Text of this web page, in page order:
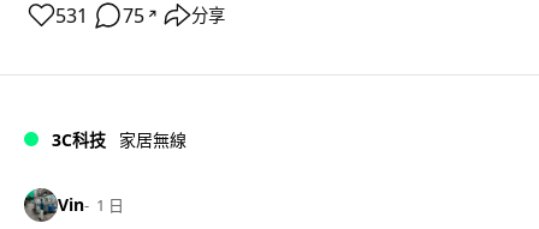
531 75 ↗ 分享
3C科技 家居無線
Vin 1 日